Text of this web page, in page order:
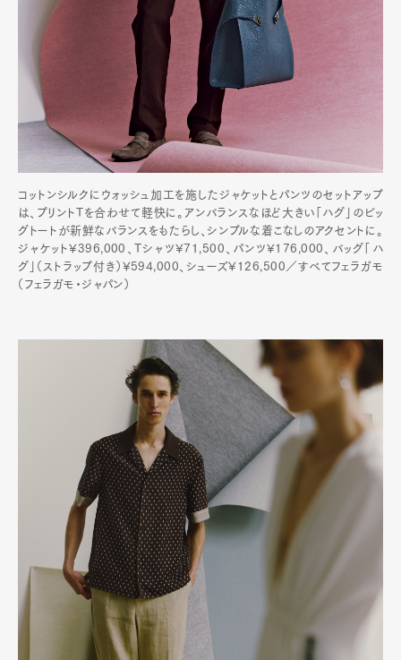
コットンシルクにウォッシュ加工を施したジャケットとパンツのセットアップ
は、プリントTを合わせて軽快に。アンバランスなほど大きい「ハグ」のビッ
グトートが新鮮なバランスをもたらし、シンプルな着こなしのアクセントに。
ジャケット¥396,000、Tシャツ¥71,500、パンツ¥176,000、バッグ「ハ
グ」（ストラップ付き）¥594,000、シューズ¥126,500／すべてフェラガモ
（フェラガモ・ジャパン）